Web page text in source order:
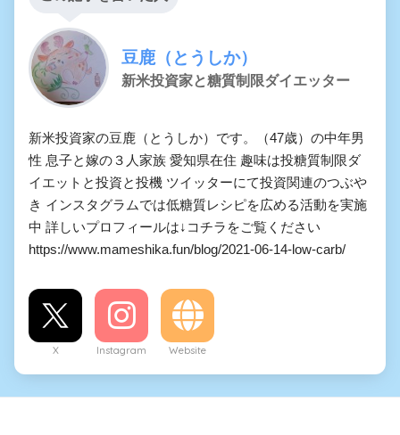
豆鹿（とうしか）
新米投資家と糖質制限ダイエッター
新米投資家の豆鹿（とうしか）です。（47歳）の中年男
性 息子と嫁の３人家族 愛知県在住 趣味は投糖質制限ダ
イエットと投資と投機 ツイッターにて投資関連のつぶや
き インスタグラムでは低糖質レシピを広める活動を実施
中 詳しいプロフィールは↓コチラをご覧ください
https://www.mameshika.fun/blog/2021-06-14-low-carb/
X Instagram Website